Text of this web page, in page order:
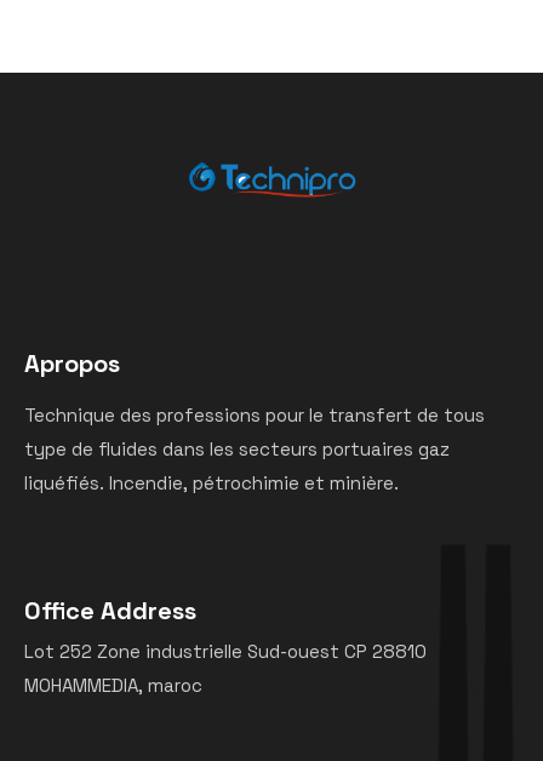
Apropos
Technique des professions pour le transfert de tous
type de fluides dans les secteurs portuaires gaz
liquéfiés. Incendie, pétrochimie et minière.
Office Address
Lot 252 Zone industrielle Sud-ouest CP 28810
MOHAMMEDIA, maroc